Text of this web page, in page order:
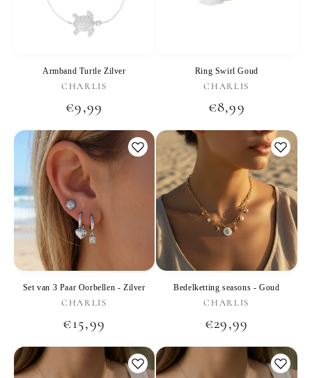
Armband Turtle Zilver
Verkoper:
CHARLIS
Normale
prijs
€9,99
Ring Swirl Goud
Verkoper:
CHARLIS
Normale
prijs
€8,99
Set van 3 Paar Oorbellen - Zilver
Verkoper:
CHARLIS
Normale
prijs
€15,99
Bedelketting seasons - Goud
Verkoper:
CHARLIS
Normale
prijs
€29,99